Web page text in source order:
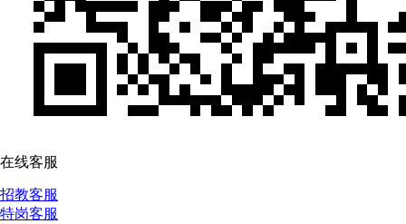
在线客服
招教客服
特岗客服